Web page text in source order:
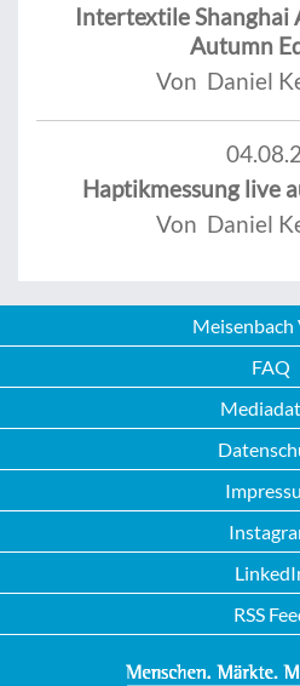
Intertextile Shanghai
Autumn
Von Daniel
Haptikmessung live
Von Daniel
Meisenbach
FAQ
RSS